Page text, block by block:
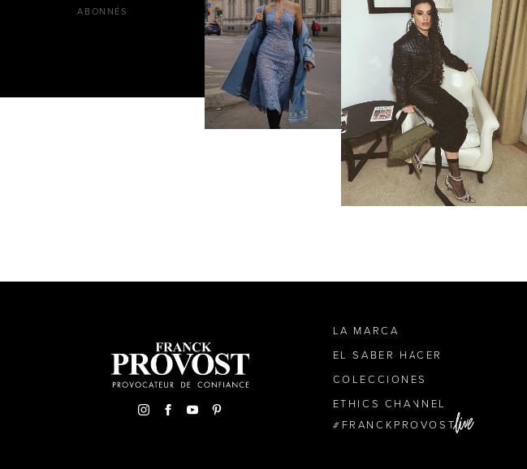
ABONNÉS
LA MARCA
EL SABER HACER
COLECCIONES
ETHICS CHANNEL
FRANCKPROVOST